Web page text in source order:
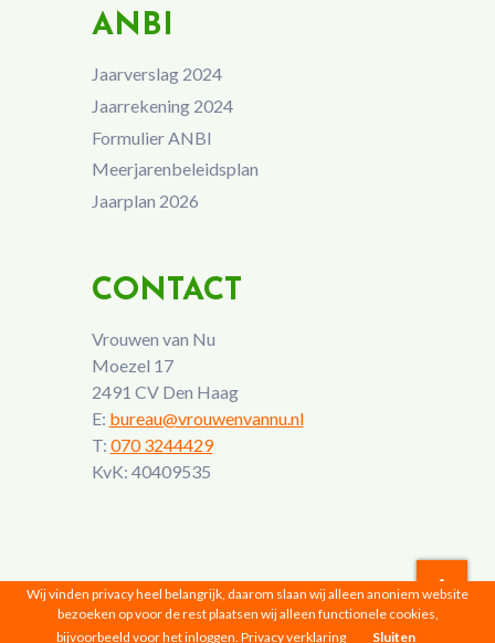
ANBI
Jaarverslag 2024
Jaarrekening 2024
Formulier ANBI
Meerjarenbeleidsplan
Jaarplan 2026
CONTACT
Vrouwen van Nu
Moezel 17
2491 CV Den Haag
E: bureau@vrouwenvannu.nl
T: 070 3244429
KvK: 40409535
Vrouwen van Nu © 2026 |Privacyverklaring
Wij vinden privacy heel belangrijk, daarom slaan wij alleen anoniem website
bezoeken op voor de rest plaatsen wij alleen functionele cookies,
bijvoorbeeld voor het inloggen. Privacy verklaring Sluiten